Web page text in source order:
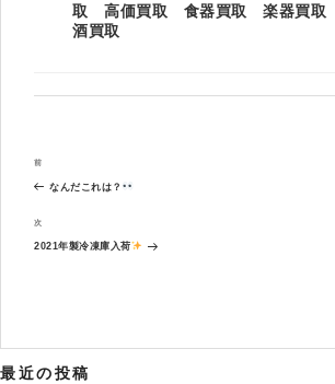
取 高価買取 食器買取 楽器買
酒買取
稿
ナ
ゲ
ー
過
去
投
稿
前
なんだこれは？
次
の
次
2021年製冷凍庫入荷
最近の投稿